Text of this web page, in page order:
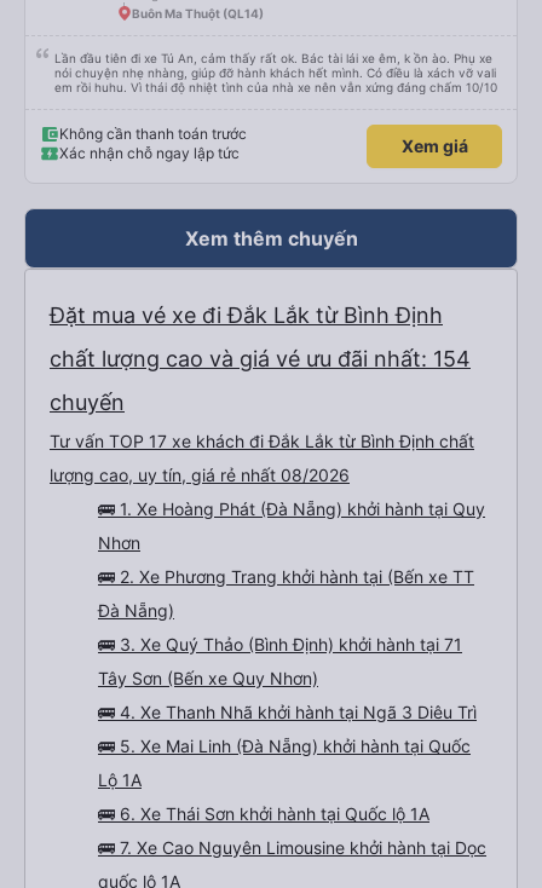
Buôn Ma Thuột (QL14)
Lần đầu tiên đi xe Tú An, cảm thấy rất ok. Bác tài lái xe êm, k ồn ào. Phụ xe
nói chuyện nhẹ nhàng, giúp đỡ hành khách hết mình. Có điều là xách vỡ vali
em rồi huhu. Vì thái độ nhiệt tình của nhà xe nên vẫn xứng đáng chấm 10/10
Không cần thanh toán trước
Xác nhận chỗ ngay lập tức
Xem giá
Xem thêm chuyến
Đặt mua vé xe đi Đắk Lắk từ Bình Định
chất lượng cao và giá vé ưu đãi nhất: 154
chuyến
Tư vấn TOP 17 xe khách đi Đắk Lắk từ Bình Định chất
lượng cao, uy tín, giá rẻ nhất 08/2026
🚌 1. Xe Hoàng Phát (Đà Nẵng) khởi hành tại Quy
Nhơn
🚌 2. Xe Phương Trang khởi hành tại (Bến xe TT
Đà Nẵng)
🚌 3. Xe Quý Thảo (Bình Định) khởi hành tại 71
Tây Sơn (Bến xe Quy Nhơn)
🚌 4. Xe Thanh Nhã khởi hành tại Ngã 3 Diêu Trì
🚌 5. Xe Mai Linh (Đà Nẵng) khởi hành tại Quốc
Lộ 1A
🚌 6. Xe Thái Sơn khởi hành tại Quốc lộ 1A
🚌 7. Xe Cao Nguyên Limousine khởi hành tại Dọc
quốc lộ 1A